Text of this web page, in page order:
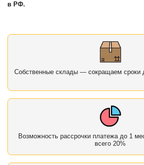
в РФ.
Собственные склады — сокращаем сроки
Возможность рассрочки платежа до 1
всего 20%